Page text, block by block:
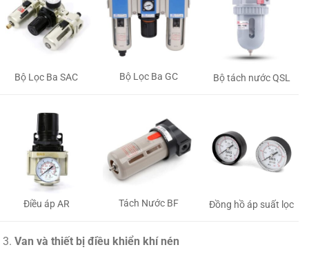
Bộ Lọc Ba SAC Bộ Lọc Ba GC Bộ tách nước QSL
Điều áp AR Tách Nước BF Đồng hồ áp suất lọc
Van và thiết bị điều khiển khí nén